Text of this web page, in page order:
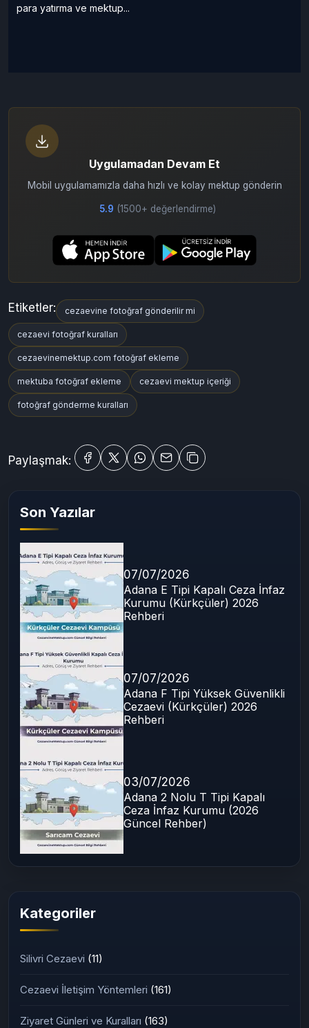
para yatırma ve mektup...
Uygulamadan Devam Et
Mobil uygulamamızla daha hızlı ve kolay mektup gönderin
5.9 (1500+ değerlendirme)
Etiketler: cezaevine fotoğraf gönderilir mi
cezaevi fotoğraf kuralları
cezaevinemektup.com fotoğraf ekleme
mektuba fotoğraf ekleme cezaevi mektup içeriği
fotoğraf gönderme kuralları
Paylaşmak:
Son Yazılar
07/07/2026
Adana E Tipi Kapalı Ceza İnfaz
Kurumu (Kürkçüler) 2026
Rehberi
07/07/2026
Adana F Tipi Yüksek Güvenlikli
Cezaevi (Kürkçüler) 2026
Rehberi
03/07/2026
Adana 2 Nolu T Tipi Kapalı
Ceza İnfaz Kurumu (2026
Güncel Rehber)
Kategoriler
Silivri Cezaevi (11)
Cezaevi İletişim Yöntemleri (161)
Ziyaret Günleri ve Kuralları (163)